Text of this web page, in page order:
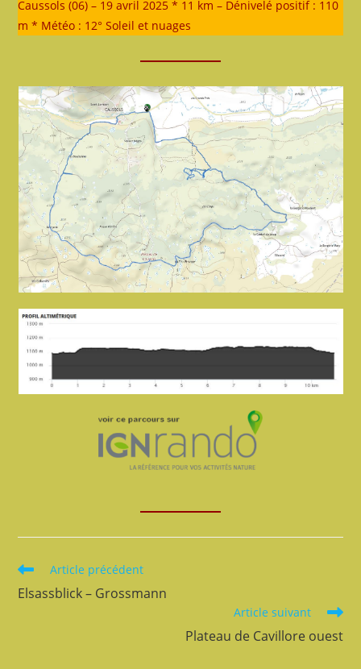
Caussols (06) – 19 avril 2025 * 11 km – Dénivelé positif : 110
m * Météo : 12° Soleil et nuages
Read
more
articles
Article précédent
Elsassblick – Grossmann
Article suivant
Plateau de Cavillore ouest